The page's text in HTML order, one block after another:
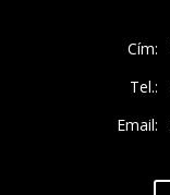
Cím:
Tel.:
Email: